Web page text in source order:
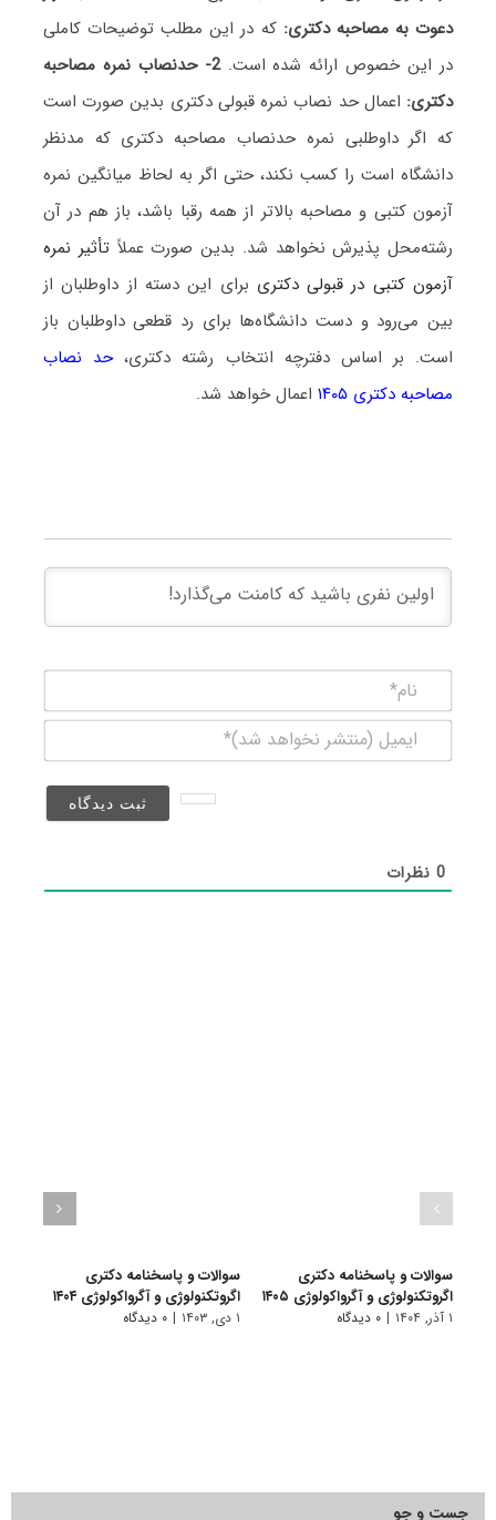
دعوت به مصاحبه دکتری: که در این مطلب توضیحات کاملی
در این خصوص ارائه شده است. 2- حدنصاب نمره مصاحبه
دکتری: اعمال حد نصاب نمره قبولی دکتری بدین صورت است
که اگر داوطلبی نمره حدنصاب مصاحبه دکتری که مدنظر
دانشگاه است را کسب نکند، حتی اگر به لحاظ میانگین نمره
آزمون کتبی و مصاحبه بالاتر از همه رقبا باشد، باز هم در آن
رشته‌محل پذیرش نخواهد شد. بدین صورت عملاً تأثیر نمره
آزمون کتبی در قبولی دکتری برای این دسته از داوطلبان از
بین می‌رود و دست دانشگاه‌ها برای رد قطعی داوطلبان باز
است. بر اساس دفترچه انتخاب رشته دکتری،حد نصاب
مصاحبه دکتری ۱۴۰۵
اعمال خواهد شد.
(منتشر
0نظرات
سوالات و پاسخنامه دکتری
اگروتکنولوژی و آگرواکولوژی ۱۴۰۵
۱ آذر, ۱۴۰۴ | ۰ دیدگاه
سوالات و پاسخنامه دکتری
اگروتکنولوژی و آگرواکولوژی ۱۴۰۴
۱ دی, ۱۴۰۳ | ۰ دیدگاه
جست و جو